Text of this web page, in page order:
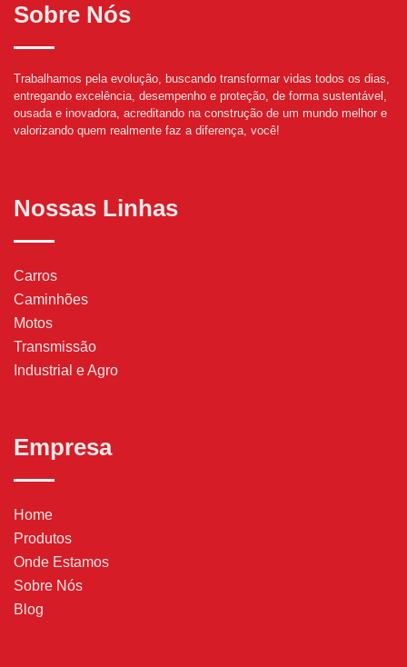
Sobre Nós
Trabalhamos pela evolução, buscando transformar vidas todos os dias,
entregando excelência, desempenho e proteção, de forma sustentável,
ousada e inovadora, acreditando na construção de um mundo melhor e
valorizando quem realmente faz a diferença, você!
Nossas Linhas
Carros
Caminhões
Motos
Transmissão
Industrial e Agro
Empresa
Home
Produtos
Onde Estamos
Sobre Nós
Blog